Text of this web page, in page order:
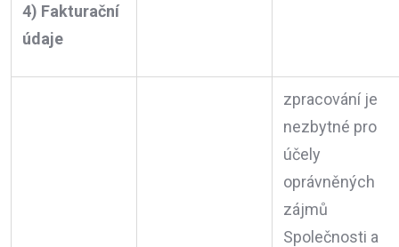
4) Fakturační
údaje
zpracování je
nezbytné pro
účely
oprávněných
zájmů
Společnosti a